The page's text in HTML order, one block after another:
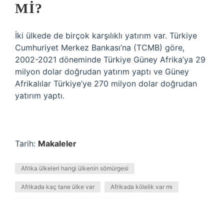
MI?
İki ülkede de birçok karşılıklı yatırım var. Türkiye
Cumhuriyet Merkez Bankası’na (TCMB) göre,
2002-2021 döneminde Türkiye Güney Afrika’ya 29
milyon dolar doğrudan yatırım yaptı ve Güney
Afrikalılar Türkiye’ye 270 milyon dolar doğrudan
yatırım yaptı.
Tarih: Makaleler
Afrika ülkeleri hangi ülkenin sömürgesi
Afrikada kaç tane ülke var Afrikada kölelik var mı